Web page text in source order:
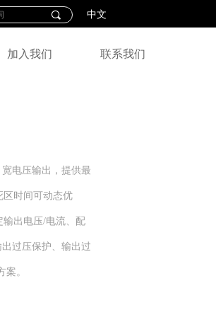
加入我们 联系我们
끠 中文
电压输出，提供最
区时间可动态优
输出电压/电流、配
过压保护、输出过
。